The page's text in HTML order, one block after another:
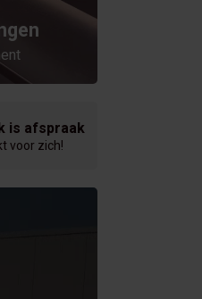
is afspraak
voor zich!